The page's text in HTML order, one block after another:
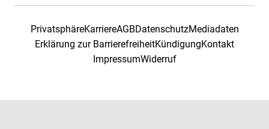
PrivatsphäreKarriereAGBDatenschutzMediadaten
Erklärung zur BarrierefreiheitKündigungKontakt
ImpressumWiderruf